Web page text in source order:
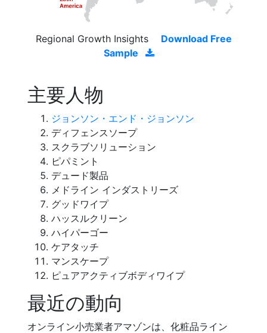
Regional Growth Insights
Download Free
Sample
主要人物
ジョンソン・エンド・ジョンソン
ディフェンスソープ
スクラブソリューション
ピパミント
デュード製品
メドライン インダストリーズ
グッドワイプ
ハッスルクリーン
ハイパーゴー
ケアタッチ
マンスケープ
ピュアアクティブボディワイプ
最近の動向
オンライン小売業者アマゾンは、化粧品ライン